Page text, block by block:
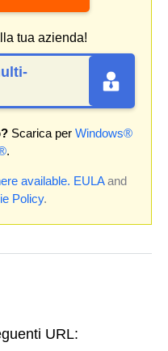
tua azienda!
Scarica per Windows®
.
available. EULAand
Policy.
URL: